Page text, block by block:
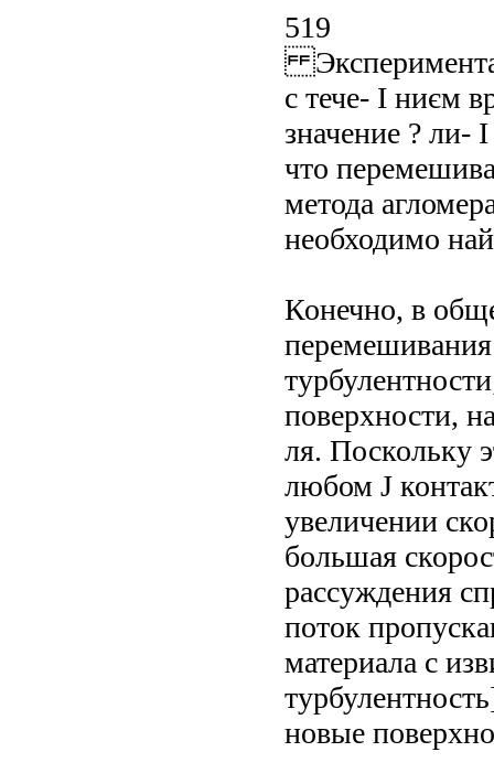
519
с тече- I ниєм
значение ? ли-
что
метода
необходимо
Конечно, в
поверхности,
ля. Поскольку
любом J
увеличении
большая
рассуждения
поток
материала с
новые